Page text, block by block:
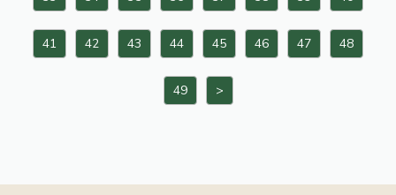
41 42 43 44 45 46 47 48
49 >